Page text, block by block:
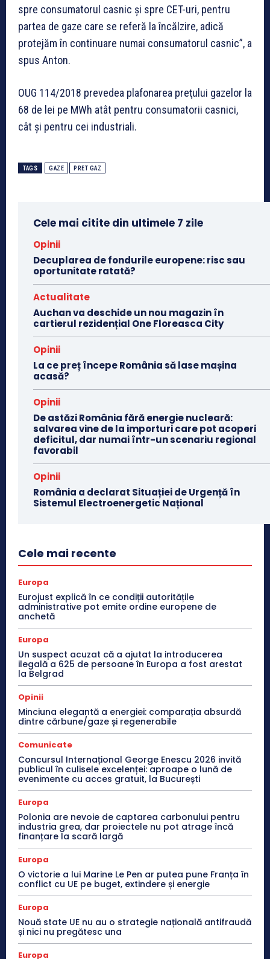
spre consumatorul casnic şi spre CET-uri, pentru
partea de gaze care se referă la încălzire, adică
protejăm în continuare numai consumatorul casnic”, a
spus Anton.
OUG 114/2018 prevedea plafonarea preţului gazelor la
68 de lei pe MWh atât pentru consumatorii casnici,
cât şi pentru cei industriali.
TAGS GAZE PRET GAZ
Cele mai citite din ultimele 7 zile
Opinii
Decuplarea de fondurile europene: risc sau
oportunitate ratată?
Actualitate
Auchan va deschide un nou magazin în
cartierul rezidențial One Floreasca City
Opinii
La ce preț începe România să lase mașina
acasă?
Opinii
De astăzi România fără energie nucleară:
salvarea vine de la importuri care pot acoperi
deficitul, dar numai într-un scenariu regional
favorabil
Opinii
România a declarat Situației de Urgență în
Sistemul Electroenergetic Național
Cele mai recente
Europa
Eurojust explică în ce condiții autoritățile
administrative pot emite ordine europene de
anchetă
Europa
Un suspect acuzat că a ajutat la introducerea
ilegală a 625 de persoane în Europa a fost arestat
la Belgrad
Opinii
Minciuna elegantă a energiei: comparația absurdă
dintre cărbune/gaze și regenerabile
Comunicate
Concursul Internațional George Enescu 2026 invită
publicul în culisele excelenței: aproape o lună de
evenimente cu acces gratuit, la București
Europa
Polonia are nevoie de captarea carbonului pentru
industria grea, dar proiectele nu pot atrage încă
finanțare la scară largă
Europa
O victorie a lui Marine Le Pen ar putea pune Franța în
conflict cu UE pe buget, extindere și energie
Europa
Nouă state UE nu au o strategie națională antifraudă
și nici nu pregătesc una
Europa